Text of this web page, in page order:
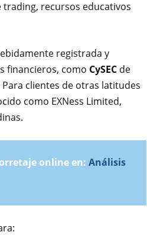
recursos educativos
registrada y
financieros, como CySEC de
clientes de otras latitudes
como EXNess Limited,
online en: Análisis